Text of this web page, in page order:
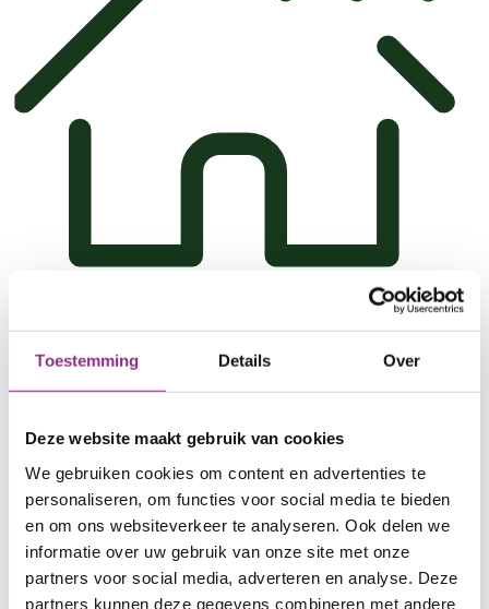
Toestemming Details Over
Deze website maakt gebruik van cookies
We gebruiken cookies om content en advertenties te
personaliseren, om functies voor social media te bieden
en om ons websiteverkeer te analyseren. Ook delen we
informatie over uw gebruik van onze site met onze
partners voor social media, adverteren en analyse. Deze
partners kunnen deze gegevens combineren met andere
Krijg inzicht in regels en vergunningen, en je
financiële en duurzame mogelijkheden.
Naar monumenten